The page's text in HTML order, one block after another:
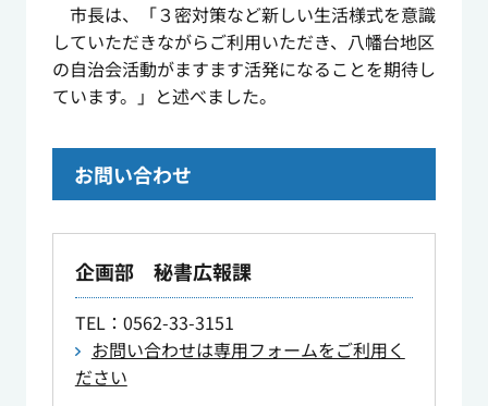
市長は、「３密対策など新しい生活様式を意識
していただきながらご利用いただき、八幡台地区
の自治会活動がますます活発になることを期待し
ています。」と述べました。
お問い合わせ
企画部 秘書広報課
TEL：0562-33-3151
お問い合わせは専用フォームをご利用く
ださい